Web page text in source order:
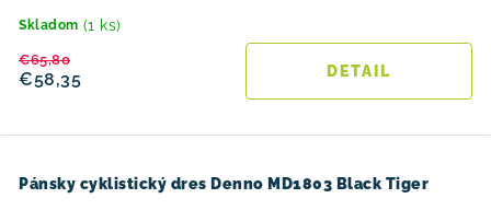
Skladom (1 ks)
€58,35
€65,80
DETAIL
Pánsky cyklistický dres Denno MD1803 Black Tiger